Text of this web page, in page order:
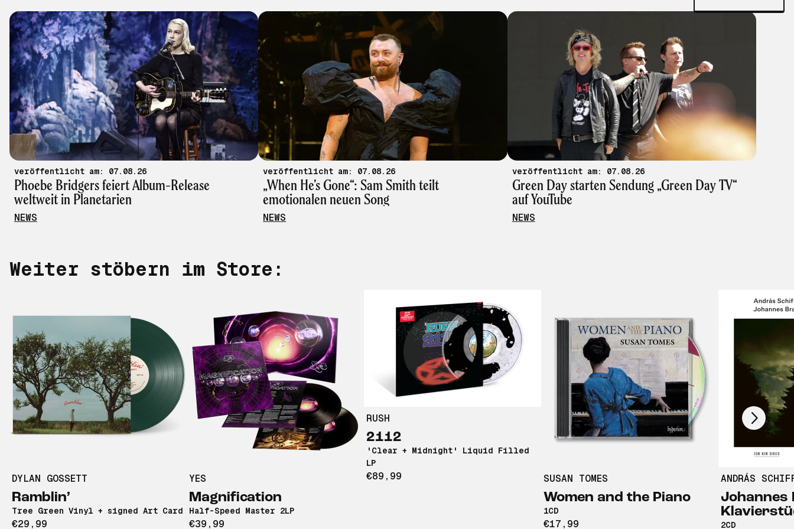
veröffentlicht am: 07.08.26
Phoebe Bridgers feiert Album-Release
weltweit in Planetarien
NEWS
veröffentlicht am: 07.08.26
„When He’s Gone“: Sam Smith teilt
emotionalen neuen Song
NEWS
veröffentlicht am: 07.08.26
Green Day starten Sendung „Green Day TV“
auf YouTube
NEWS
Weiter stöbern im Store:
Pre-Order Signed
Limited Edition Exclusive
DYLAN GOSSETT
Ramblin’
Tree Green Vinyl + signed Art Card
€29,99
Pre-Order
YES
Magnification
Half-Speed Master 2LP
€39,99
Pre-Order
Exclusive New
RUSH
2112
'Clear + Midnight' Liquid Filled
LP
€89,99
Pre-Order
SUSAN TOMES
Women and the Piano
1CD
€17,99
Pre-Order
ANDRÁS
Johannes
2CD
Scroll right